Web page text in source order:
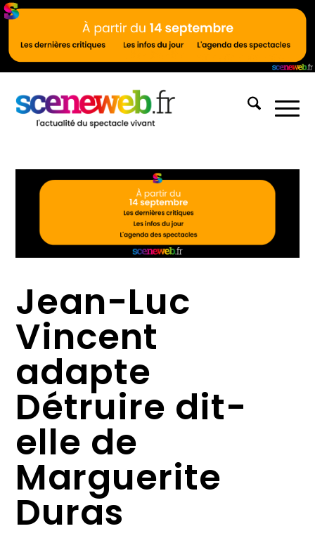
Jean-Luc
Vincent
adapte
Détruire dit-
elle de
Marguerite
Duras